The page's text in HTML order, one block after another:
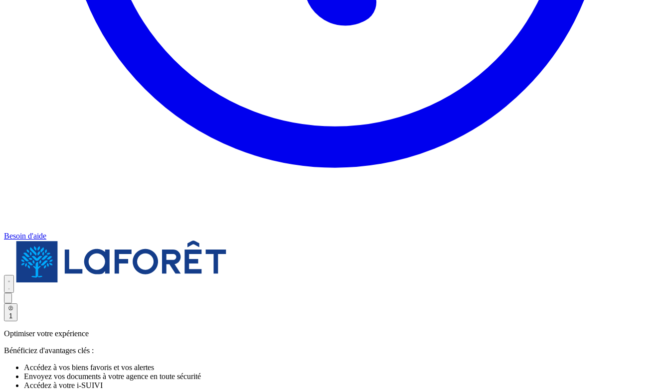
Besoin d'aide
1
Optimiser votre expérience
Bénéficiez d'avantages clés :
Accédez à vos biens favoris et vos alertes
Envoyez vos documents à votre agence en toute sécurité
Accédez à votre i-SUIVI